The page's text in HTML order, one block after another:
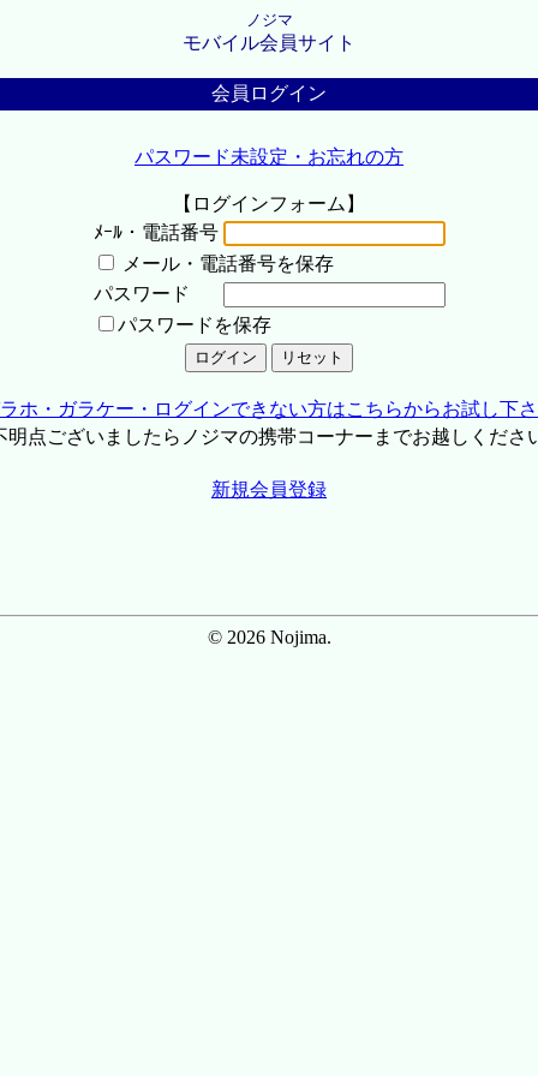
ノジマ
モバイル会員サイト
会員ログイン
パスワード未設定・お忘れの方
【ログインフォーム】
ﾒｰﾙ・電話番号
メール・電話番号を保存
パスワード
パスワードを保存
ホ・ガラケー・ログインできない方はこちらからお試し下
点ございましたらノジマの携帯コーナーまでお越しくださ
新規会員登録
© 2026 Nojima.